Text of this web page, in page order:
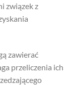
związek z
zawierać
przeliczenia ich